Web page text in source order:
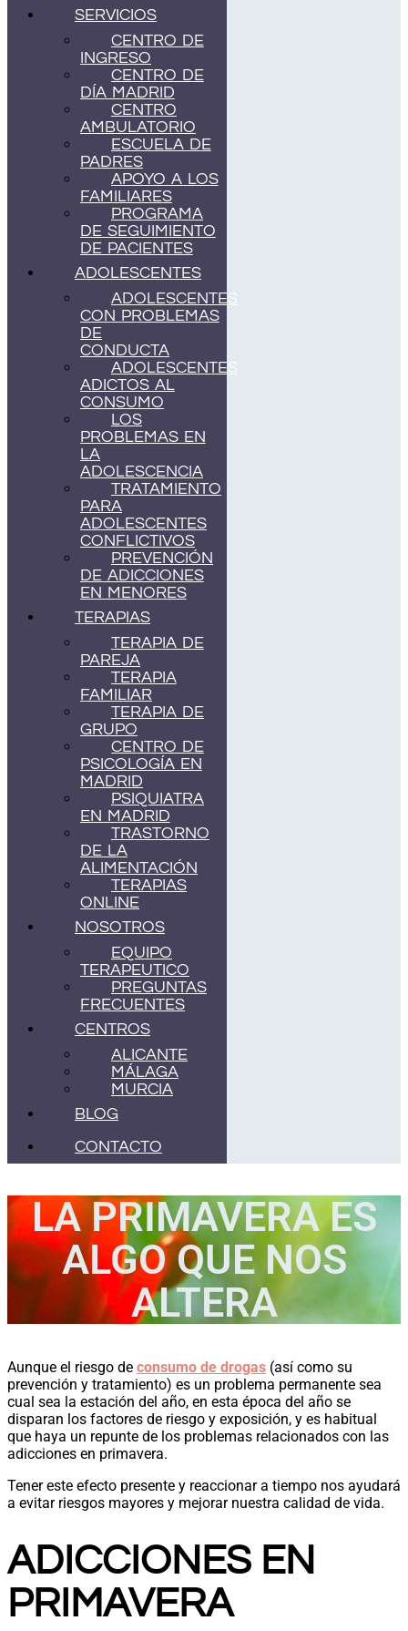
SERVICIOS
CENTRO DE
INGRESO
CENTRO DE
DÍA MADRID
CENTRO
AMBULATORIO
ESCUELA DE
PADRES
APOYO A LOS
FAMILIARES
PROGRAMA
DE SEGUIMIENTO
DE PACIENTES
ADOLESCENTES
ADOLESCENTES
CON PROBLEMAS
DE
CONDUCTA
ADOLESCENTES
ADICTOS AL
CONSUMO
LOS
PROBLEMAS EN
LA
ADOLESCENCIA
TRATAMIENTO
PARA
ADOLESCENTES
CONFLICTIVOS
PREVENCIÓN
DE ADICCIONES
EN MENORES
TERAPIAS
TERAPIA DE
PAREJA
TERAPIA
FAMILIAR
TERAPIA DE
GRUPO
CENTRO DE
PSICOLOGÍA EN
MADRID
PSIQUIATRA
EN MADRID
TRASTORNO
DE LA
ALIMENTACIÓN
TERAPIAS
ONLINE
NOSOTROS
EQUIPO
TERAPEUTICO
PREGUNTAS
FRECUENTES
CENTROS
ALICANTE
MÁLAGA
MURCIA
BLOG
CONTACTO
LA PRIMAVERA ES
ALGO QUE NOS
ALTERA
Aunque el riesgo de consumo de drogas (así como su
prevención y tratamiento) es un problema permanente sea
cual sea la estación del año, en esta época del año se
disparan los factores de riesgo y exposición, y es habitual
que haya un repunte de los problemas relacionados con las
adicciones en primavera.
Tener este efecto presente y reaccionar a tiempo nos ayudará
a evitar riesgos mayores y mejorar nuestra calidad de vida.
ADICCIONES EN
PRIMAVERA